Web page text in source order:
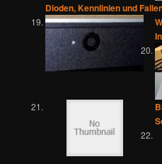
Dioden, Kennlinien und